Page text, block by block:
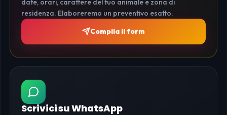
residenza. Elaboreremo un preventivo esatto.
Compila il form
Scrivici su WhatsApp